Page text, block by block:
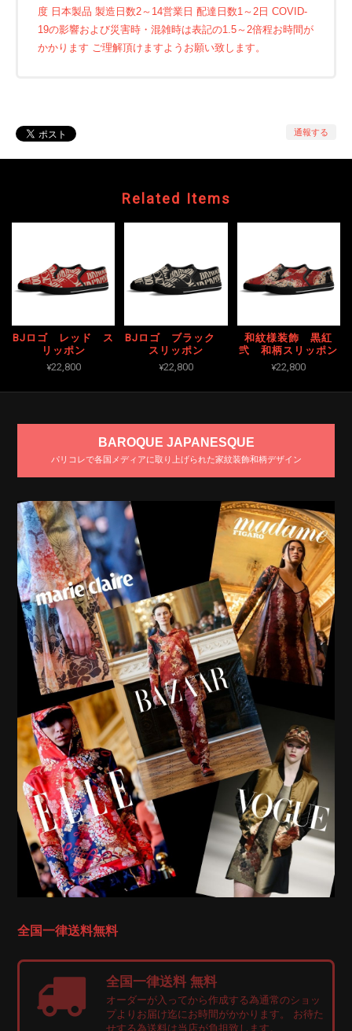
度 日本製品 製造日数2～14営業日 配達日数1～2日 COVID-
19の影響および災害時・混雑時は表記の1.5～2倍程お時間が
かかります ご理解頂けますようお願い致します。
通報する
Related Items
BJロゴ レッド ス
リッポン
¥22,800
BJロゴ ブラック
スリッポン
¥22,800
和紋様装飾 黒紅
弐 和柄スリッポン
¥22,800
BAROQUE JAPANESQUE
パリコレで各国メディアに取り上げられた家紋装飾和柄デザイン
全国一律送料無料
全国一律送料 無料
オーダーが入ってから作成する為通常のショッ
プよりお届け迄にお時間がかかります。 お待た
せする為送料は当店が負担致します。